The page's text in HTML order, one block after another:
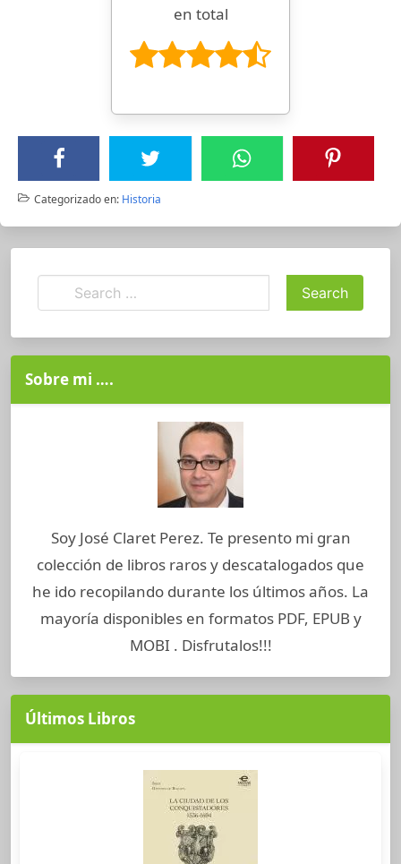
en total
Categorizado en: Historia
Sobre mi ….
Soy José Claret Perez. Te presento mi gran
colección de libros raros y descatalogados que
he ido recopilando durante los últimos años. La
mayoría disponibles en formatos PDF, EPUB y
MOBI . Disfrutalos!!!
Últimos Libros